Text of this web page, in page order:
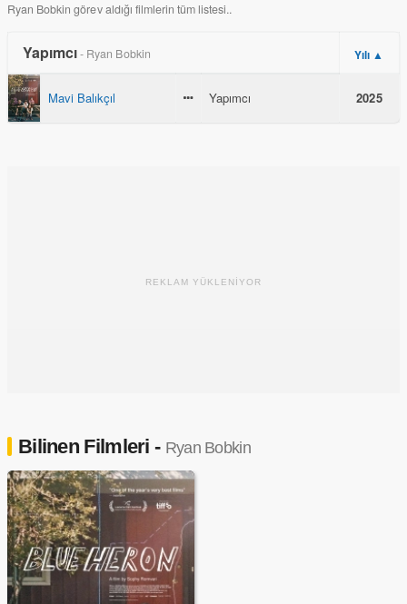
Ryan Bobkin görev aldığı filmlerin tüm listesi..
Yapımcı- Ryan Bobkin Yılı ▲
Mavi Balıkçıl Yapımcı 2025
REKLAM YÜKLENİYOR
Bilinen Filmleri - Ryan Bobkin